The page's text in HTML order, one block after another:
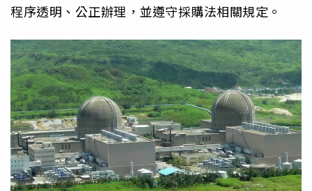
程序透明、公正辦理，並遵守採購法相關規定。